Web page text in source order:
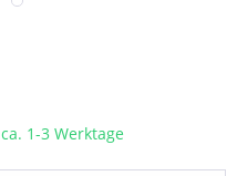
1-3 Werktage